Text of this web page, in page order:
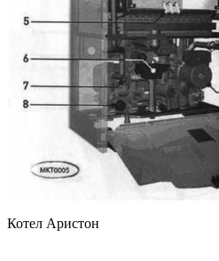
Котел Аристон